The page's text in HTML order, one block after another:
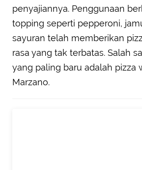
penyajiannya. Penggunaan
topping seperti pepperoni,
sayuran telah memberikan
rasa yang tak terbatas. Salah
yang paling baru adalah pizza
Marzano.